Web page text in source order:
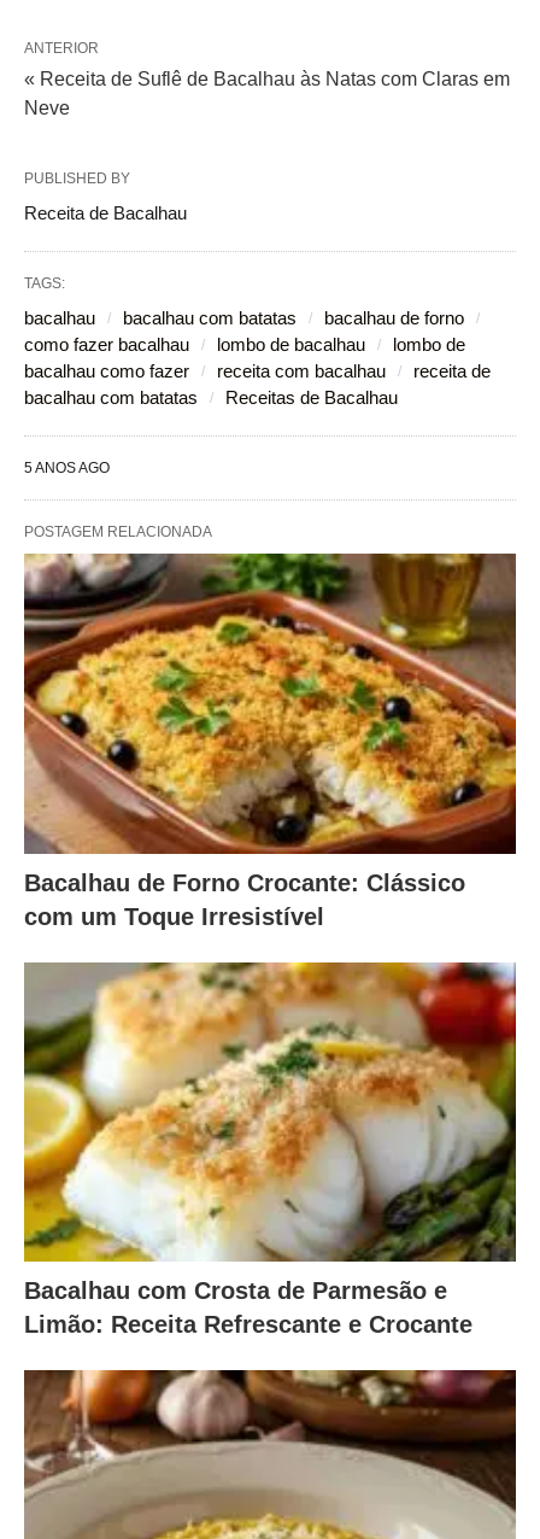
ANTERIOR
« Receita de Suflê de Bacalhau às Natas com Claras em
Neve
PUBLISHED BY
Receita de Bacalhau
TAGS:
bacalhau bacalhau com batatas
bacalhau de forno
como fazer bacalhau
lombo de bacalhau
lombo de
bacalhau como fazer
receita com bacalhau
receita de
bacalhau com batatas
Receitas de Bacalhau
5 ANOS AGO
POSTAGEM RELACIONADA
Bacalhau de Forno Crocante: Clássico
com um Toque Irresistível
Bacalhau com Crosta de Parmesão e
Limão: Receita Refrescante e Crocante